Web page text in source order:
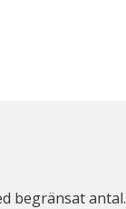
begränsat